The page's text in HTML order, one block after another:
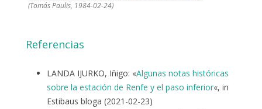
(Tomás Paulis, 1984-02-24)
Referencias
LANDA IJURKO, Iñigo: «Algunas notas históricas
sobre la estación de Renfe y el paso inferior«, in
Estibaus bloga (2021-02-23)